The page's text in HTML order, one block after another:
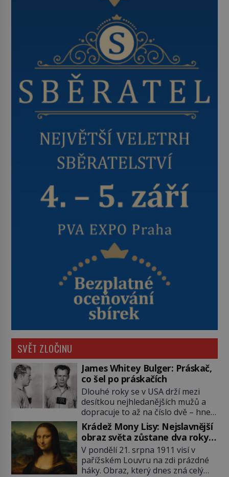
SVĚT ZLOČINU
James Whitey Bulger: Práskač,
co šel po práskačích
Dlouhé roky se v USA drží mezi
desítkou nejhledanějších mužů a
dopracuje to až na číslo dvě – hned
po Usámovi bin Ládinovi (1957–
2011). To je James „Whitey“ Bulger
(1929–2018) viněný ze spoluúčasti
na 19 vraždách, vydírání a lichvy. A
samozřejmě, krom toho je ještě
drogový dealer, který neváhá
Krádež Mony Lisy: Nejslavnější
obraz světa zůstane dva roky
nezvěstný
V pondělí 21. srpna 1911 visí v
pařížském Louvru na zdi prázdné
háky. Obraz, který dnes zná celý